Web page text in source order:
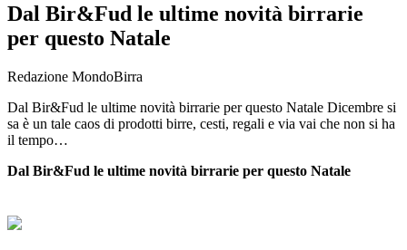
Dal Bir&Fud le ultime novità birrarie
per questo Natale
Redazione MondoBirra
Dal Bir&Fud le ultime novità birrarie per questo Natale Dicembre si
sa è un tale caos di prodotti birre, cesti, regali e via vai che non si ha
il tempo…
Dal Bir&Fud le ultime novità birrarie per questo Natale